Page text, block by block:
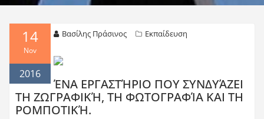
14
Nov
2016
Βασίλης Πράσινος Εκπαίδευση
ΈΝΑ ΕΡΓΑΣΤΉΡΙΟ ΠΟΥ ΣΥΝΔΥΆΖΕΙ
ΤΗ ΖΩΓΡΑΦΙΚΉ, ΤΗ ΦΩΤΟΓΡΑΦΊΑ ΚΑΙ ΤΗ
ΡΟΜΠΟΤΙΚΉ.